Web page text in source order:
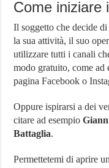
Come iniziare
Il soggetto che decide
la sua attività, il suo
utilizzare tutti i canali
modo gratuito, come ad
pagina Facebook o
Oppure ispirarsi a dei
citare ad esempio
Battaglia.
Permettetemi di aprire